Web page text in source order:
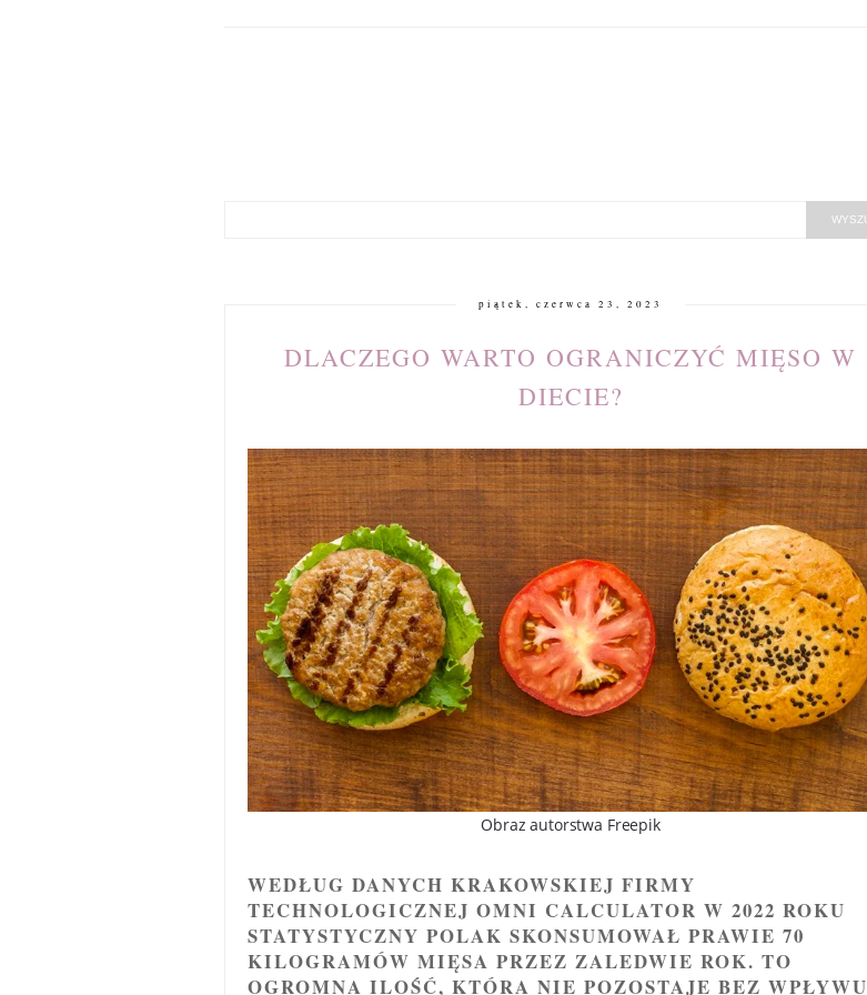
piątek, czerwca 23, 2023
DLACZEGO WARTO OGRANICZYĆ MIĘSO W
DIECIE?
Obraz autorstwa Freepik
WEDŁUG DANYCH KRAKOWSKIEJ FIRMY
TECHNOLOGICZNEJ OMNI CALCULATOR W 2022 ROKU
STATYSTYCZNY POLAK SKONSUMOWAŁ PRAWIE 70
KILOGRAMÓW MIĘSA PRZEZ ZALEDWIE ROK. TO
OGROMNA ILOŚĆ, KTÓRA NIE POZOSTAJE BEZ WPŁYWU